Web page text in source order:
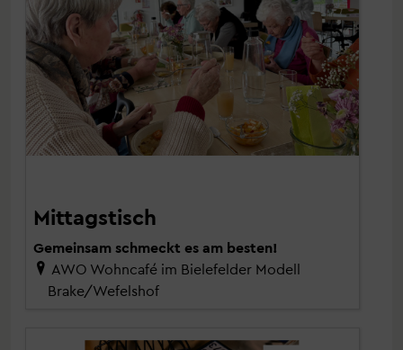
Mittagstisch
Gemeinsam schmeckt es am besten!
AWO Wohncafé im Bielefelder Modell
Brake/Wefelshof